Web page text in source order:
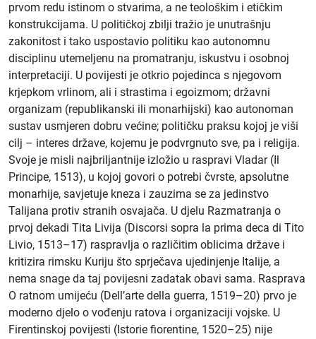
prvom redu istinom o stvarima, a ne teološkim i etičkim
konstrukcijama. U političkoj zbilji tražio je unutrašnju
zakonitost i tako uspostavio politiku kao autonomnu
disciplinu utemeljenu na promatranju, iskustvu i osobnoj
interpretaciji. U povijesti je otkrio pojedinca s njegovom
krjepkom vrlinom, ali i strastima i egoizmom; državni
organizam (republikanski ili monarhijski) kao autonoman
sustav usmjeren dobru većine; političku praksu kojoj je viši
cilj – interes države, kojemu je podvrgnuto sve, pa i religija.
Svoje je misli najbriljantnije izložio u raspravi Vladar (Il
Principe, 1513), u kojoj govori o potrebi čvrste, apsolutne
monarhije, savjetuje kneza i zauzima se za jedinstvo
Talijana protiv stranih osvajača. U djelu Razmatranja o
prvoj dekadi Tita Livija (Discorsi sopra la prima deca di Tito
Livio, 1513–17) raspravlja o različitim oblicima države i
kritizira rimsku Kuriju što sprječava ujedinjenje Italije, a
nema snage da taj povijesni zadatak obavi sama. Rasprava
O ratnom umijeću (Dell’arte della guerra, 1519–20) prvo je
moderno djelo o vođenju ratova i organizaciji vojske. U
Firentinskoj povijesti (Istorie fiorentine, 1520–25) nije